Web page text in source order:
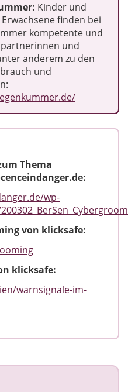
Kinder und
finden bei
kompetente und
und
anderem zu den
und
Thema
wp-
von klicksafe:
klicksafe:
warnsignale-im-